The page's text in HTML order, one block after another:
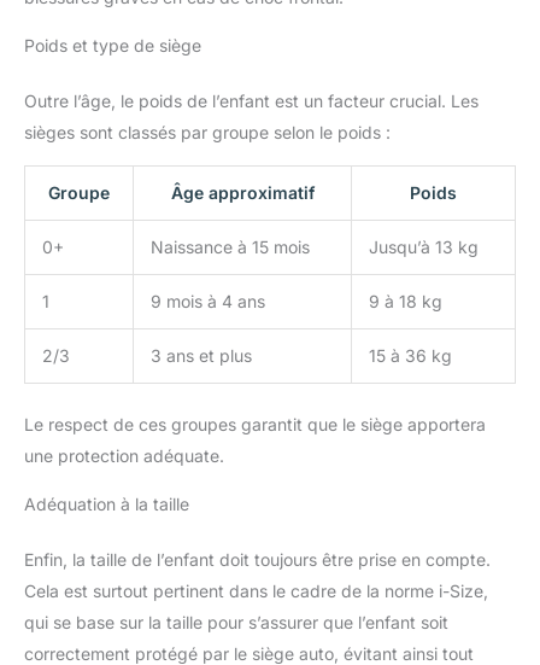
Poids et type de siège
Outre l’âge, le poids de l’enfant est un facteur crucial. Les
sièges sont classés par groupe selon le poids :
Groupe Âge approximatif Poids
0+ Naissance à 15 mois Jusqu’à 13 kg
1 9 mois à 4 ans 9 à 18 kg
2/3 3 ans et plus 15 à 36 kg
Le respect de ces groupes garantit que le siège apportera
une protection adéquate.
Adéquation à la taille
Enfin, la taille de l’enfant doit toujours être prise en compte.
Cela est surtout pertinent dans le cadre de la norme i-Size,
qui se base sur la taille pour s’assurer que l’enfant soit
correctement protégé par le siège auto, évitant ainsi tout